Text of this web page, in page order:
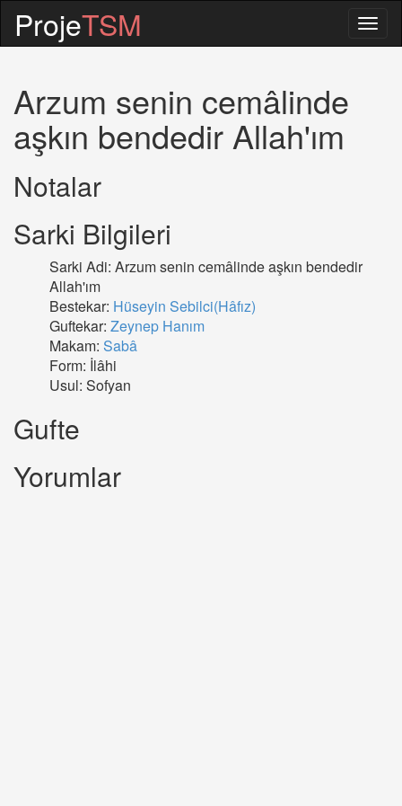
ProjeTSM
Arzum senin cemâlinde
aşkın bendedir Allah'ım
Notalar
Sarki Bilgileri
Sarki Adi: Arzum senin cemâlinde aşkın bendedir
Allah'ım
Bestekar: Hüseyin Sebilci(Hâfız)
Guftekar: Zeynep Hanım
Makam: Sabâ
Form: İlâhi
Usul: Sofyan
Gufte
Yorumlar